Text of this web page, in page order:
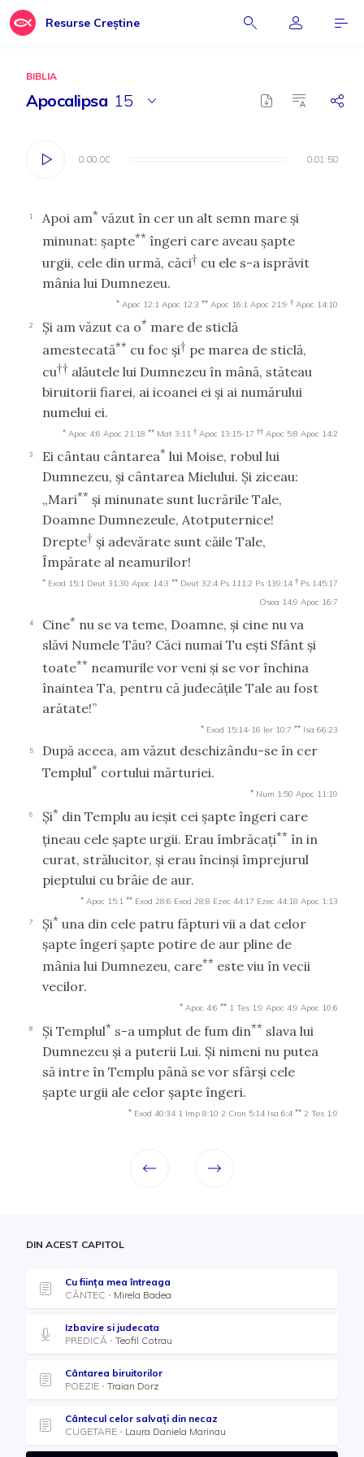
Resurse Creștine
BIBLIA
Apocalipsa 15
0:00:00 0:01:50
0:00:00 0:01:50
1 Apoi am* văzut în cer un alt semn mare şi
minunat: şapte** îngeri care aveau şapte
urgii, cele din urmă, căci† cu ele s-a isprăvit
mânia lui Dumnezeu.
* Apoc 12:1 Apoc 12:3 ** Apoc 16:1 Apoc 21:9 † Apoc 14:10
2 Şi am văzut ca o* mare de sticlă
amestecată** cu foc şi† pe marea de sticlă,
cu†† alăutele lui Dumnezeu în mână, stăteau
biruitorii fiarei, ai icoanei ei şi ai numărului
numelui ei.
* Apoc 4:6 Apoc 21:18 ** Mat 3:11 † Apoc 13:15-17 †† Apoc 5:8 Apoc 14:2
3 Ei cântau cântarea* lui Moise, robul lui
Dumnezeu, şi cântarea Mielului. Şi ziceau:
„Mari** şi minunate sunt lucrările Tale,
Doamne Dumnezeule, Atotputernice!
Drepte† şi adevărate sunt căile Tale,
Împărate al neamurilor!
* Exod 15:1 Deut 31:30 Apoc 14:3 ** Deut 32:4 Ps 111:2 Ps 139:14 † Ps 145:17
Osea 14:9 Apoc 16:7
4 Cine* nu se va teme, Doamne, şi cine nu va
slăvi Numele Tău? Căci numai Tu eşti Sfânt şi
toate** neamurile vor veni şi se vor închina
înaintea Ta, pentru că judecăţile Tale au fost
arătate!”
* Exod 15:14-16 Ier 10:7 ** Isa 66:23
5
După aceea, am văzut deschizându-se în cer
Templul* cortului mărturiei.
* Num 1:50 Apoc 11:19
6 Şi* din Templu au ieşit cei şapte îngeri care
ţineau cele şapte urgii. Erau îmbrăcaţi** în in
curat, strălucitor, şi erau încinşi împrejurul
pieptului cu brâie de aur.
* Apoc 15:1 ** Exod 28:6 Exod 28:8 Ezec 44:17 Ezec 44:18 Apoc 1:13
7 Şi* una din cele patru făpturi vii a dat celor
şapte îngeri şapte potire de aur pline de
mânia lui Dumnezeu, care** este viu în vecii
vecilor.
* Apoc 4:6 ** 1 Tes 1:9 Apoc 4:9 Apoc 10:6
8 Şi Templul* s-a umplut de fum din** slava lui
Dumnezeu şi a puterii Lui. Şi nimeni nu putea
să intre în Templu până se vor sfârşi cele
şapte urgii ale celor şapte îngeri.
* Exod 40:34 1 Imp 8:10 2 Cron 5:14 Isa 6:4 ** 2 Tes 1:9
DIN ACEST CAPITOL
Cu ființa mea întreaga
CÂNTEC
Mirela Badea
Izbavire si judecata
PREDICĂ
Teofil Cotrau
Cântarea biruitorilor
POEZIE
Traian Dorz
Cântecul celor salvați din necaz
CUGETARE
Laura Daniela Marinau